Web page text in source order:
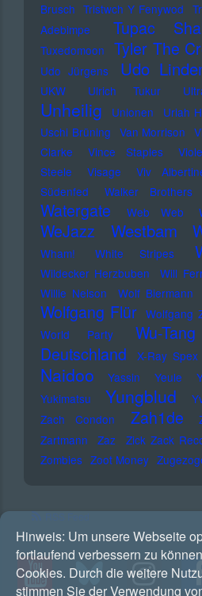
Brusch Tristwch Y Fenywod
Adebimpe
Tupac
Tuxedomoon Tyler The
Udo Jürgens
Udo
UKW Ulrich Tukur
Unheilig Unionen Uriah
Uschi Brüning Van Morrison
Clarke
Vince Staples
Steele
Visage Viv
Südenfed
Walker Brothers
Watergate Web Web
WeJazz Westbam
Wham!
White Stripes
Wildecker Herzbuben Will
Willie Nelson
Wolf Biermann
Wolfgang Flür Wolfgang
World Party
Wu-
Deutschland
X-Ray Spex
Naidoo
Yassin Yeule
Yukimatsu
Yungblud
Zach Condon
Zah1de
Zartmann
Zaz Zick Zack
Zombies Zoot Money
Hinweis: Um unsere Webseite
fortlaufend verbessern zu
Cookies. Durch die weitere
stimmen Sie der Verwendung